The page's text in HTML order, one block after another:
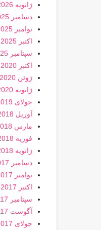
ژانویه 2026
دسامبر 2025
نوامبر 2025
اکتبر 2025
سپتامبر 2025
اکتبر 2020
ژوئن 2020
ژانویه 2020
جولای 2019
آوریل 2018
مارس 2018
فوریه 2018
ژانویه 2018
دسامبر 2017
نوامبر 2017
اکتبر 2017
سپتامبر 2017
آگوست 2017
جولای 2017